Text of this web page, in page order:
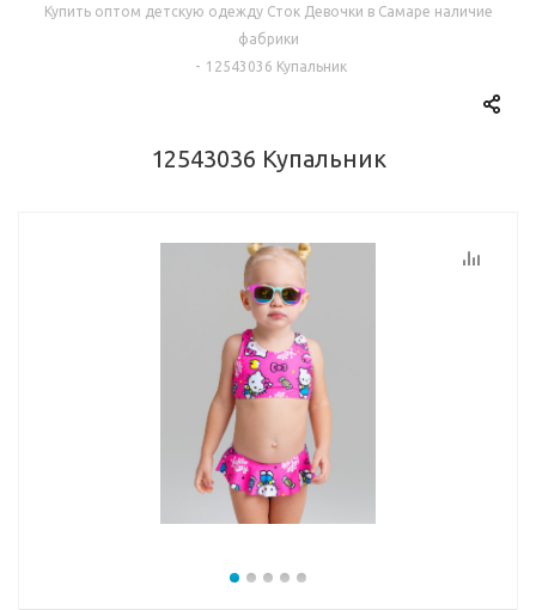
Купить оптом детскую одежду Сток Девочки в Самаре наличие
фабрики
- 12543036 Купальник
12543036 Купальник